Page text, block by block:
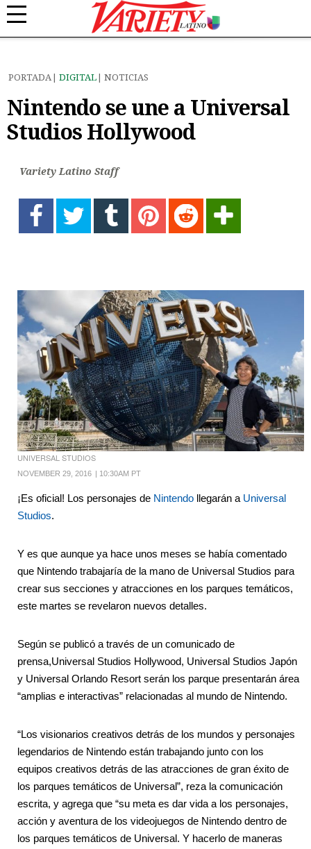
PORTADA DIGITAL NOTICIAS
Nintendo se une a Universal
Studios Hollywood
Variety Latino Staff
UNIVERSAL STUDIOS
NOVEMBER 29, 2016 10:30AM PT
¡Es oficial! Los personajes de Nintendo llegarán a Universal
Studios.
Y es que aunque ya hace unos meses se había comentado
que Nintendo trabajaría de la mano de Universal Studios para
crear sus secciones y atracciones en los parques temáticos,
este martes se revelaron nuevos detalles.
Según se publicó a través de un comunicado de
prensa,Universal Studios Hollywood, Universal Studios Japón
y Universal Orlando Resort serán los parque presentarán área
“amplias e interactivas” relacionadas al mundo de Nintendo.
“Los visionarios creativos detrás de los mundos y personajes
legendarios de Nintendo están trabajando junto con los
equipos creativos detrás de las atracciones de gran éxito de
los parques temáticos de Universal”, reza la comunicación
escrita, y agrega que “su meta es dar vida a los personajes,
acción y aventura de los videojuegos de Nintendo dentro de
los parques temáticos de Universal. Y hacerlo de maneras